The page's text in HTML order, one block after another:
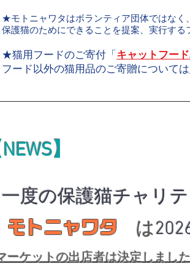
​★モトニャワタはボランティア団体ではなく
保護猫のためにできることを提案、実行する
★猫用フードのご寄付 「 キャットフー
フード以外の猫用品のご寄贈については
】
度の保護猫チャリ
トニャワタ は
ケットの出店者は決定しまし